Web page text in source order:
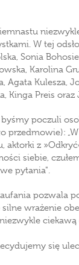
W tej
Sonia
Karolina
Agata Kulesza,
Kinga Preis oraz
poczuli
przedmowie):
z
siebie,
pytania".
pozwala
wrażenie
się